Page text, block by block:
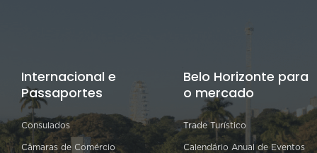
Internacional e
Passaportes
Consulados
Câmaras de Comércio
Belo Horizonte para
o mercado
Trade Turístico
Calendário Anual de Eventos